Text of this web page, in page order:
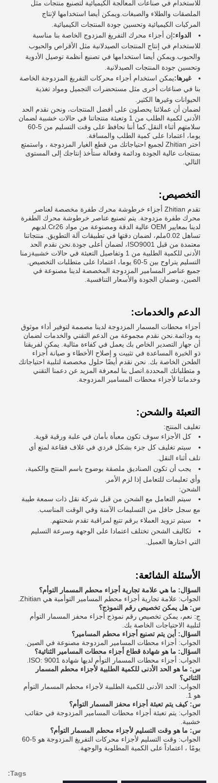
للاستخدام في صناعات المعالجة الكيميائية لتصنيع منتجات مثل
الملصقات والطلاء والصبغات.ويمكن أيضا استخدامها لإنتاج
المركبات الكيميائية وتحسين جودة المنتجات الكيميائية.
الدواء:إن أجزاء محرك التفريغ المزدوج الخاصة بنا مناسبة
للاستخدام في إنتاج المنتجات الصيدلانية مثل الأقراص والحبوب
والحبوب.ويمكن أيضا استخدامها في تصنيع أنظمة توصيل الأدوية
وتحسين جودة المنتجات الصيدلانية.
غيرها:يمكن استخدام أجزاء محركات التفريغ المزدوجة الخاصة
بنا في صناعات أخرى مثل مستحضرات التجميل ومواد تغذية
الحيوانات وغيرها الكثير.
لضمان أن عملائنا يحصلون على أفضل المنتجات، ونحن نقدم الحد
الأدنى لكمية الطلب من 1 وتعبئة منتجاتنا في حالات خشبية لضمان
سلامتهم أثناء النقل.كما أننا نحافظ على وقت التسليم من 5-60
يوما، اعتمادا على كمية الطلب والمسافة.
اختر Zhitian لجميع احتياجاتك من قطع الغيار المزدوجة ، واستمتع
بمنتجات عالية الجودة ودائمة وفعالة ستأخذ إنتاجك إلى المستوى
التالي.
التخصيص:
تقدم Zhitian أجزاء خرطوشة محرك طفرة مخصصة لعناصر
محرك طفرة مزدوجة. يتم تصنيع عناصر خرطوشة محرك الطفرة
لدينا بمعايير OEM عالية الدقة ومصنوعة من مواد Cr26.لديهم
تساهل 0.02ملم، لضمان دقتها في تطبيقات آلة التطويق. منتجاتنا
معتمدة من قبل ISO9001، لضمان أعلى جودة.نحن نقدم الحد
الأدنى للكمية الطلبية من 1 وتفاصيل التعبئة في حالات خشبيةزمنا
التسليم يتراوح بين 5-60 يوما، اعتمادا على متطلبات التخصيص.
جميع عناصر المسامير المزدوجة المخصصة لدينا مصنوعة في
الصين، وضمان الجودة والأسعار التنافسية.
الدعم والخدمات:
أجزاء محطات المسمار المزدوجة لدينا مصممة لتوفير أداء موثوق
به ودائمة.نحن نقدم مجموعة من الدعم التقني والخدمات لضمان
أن جهاز التصدير الخاص بك يعمل في كفاءة مثالية. يمكن لفريقنا
ذو الخبرة المساعدة في تثبيت و إصلاح الأخطاء و صيانة أجزاء
الطحن الخاصة بك. نحن نقدم أيضًا حلول مخصصة لتلبية احتياجاتك
و متطلباتك المحددة.اتصل بنا لمعرفة المزيد عن دعمنا التقني
وخدماتنا لأجزاء محطات المسامير المزدوجة.
التعبئة والشحن:
تغليف المنتج:
كل الأجزاء سوف تكون معبأة بأمان في علبة ورقية قوية.
سيتم تغليف كل جزء بشكل فردي في غلاف فقاعة لمنع أي
تلف أثناء النقل.
يجب أن تكون الصناديق ملصقة بوضوح باسم المنتج والكمية،
وأي تعليمات للتعامل إذا لزم الأمر.
الشحن:
سيتم التعامل مع الشحن من قبل شركة نقل ذات سمعة طيبة
مع سجل حافل من التسليمات الآمنة وفي الوقت المناسب.
سيتم تزويد العملاء برقم تتبع لمراقبة تقدم شحنتهم.
تكاليف الشحن تختلف اعتمادا على الوجهة وسرعة التسليم
التي اختارها العميل.
الأسئلة الشائعة:
السؤال: ما هي علامة تجارية أجزاء محطم المسمار التوأم؟
الجواب: علامة تجارية أجزاء محطم المسامير التوأمية هي Zhitian.
س: هل يمكن تخصيص رقم النموذج؟
ج: نعم، يمكن تخصيص رقم نموذج أجزاء محفز المسمار التوأم
لتلبية الاحتياجات الخاصة بك.
السؤال: أين يتم تصنيع أجزاء محطم المسامير؟
الجواب: أجزاء محطات المسامير المزدوجة مصنوعة في الصين.
السؤال: ما هو شهادة قطاع أجزاء محطات المسامير الثنائية؟
الجواب: أجزاء محطات المسمار التوأم لديها شهادة ISO: 9001.
س: ما هو الحد الأدنى للكمية الطلبية لأجزاء محطم المسمار
الثنائي؟
الجواب: الحد الأدنى للكمية الطلبية لأجزاء محطم المسمار التوأم
هو 1.
س: كيف يتم تعبئة أجزاء محفز المسمار التوأم؟
الجواب: يتم تعبئة أجزاء محطات المسامير المزدوجة في حقائب
خشبية.
س: ما هو وقت التسليم لأجزاء محطم المسمار التوأم؟
الجواب: وقت التسليم لأجزاء محركات التفريغ المزدوجة هو 5-60
يومًا ، اعتماداً على الكمية المطلوبة والوجهة.
Tags: